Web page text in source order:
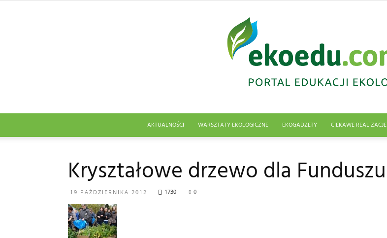
AKTUALNOŚCI WARSZTATY EKOLOGICZNE EKOGADŻETY CIEKAWE REALIZACJE
Kryształowe drzewo dla Funduszu
19 PAŹDZIERNIKA 2012 1730 0